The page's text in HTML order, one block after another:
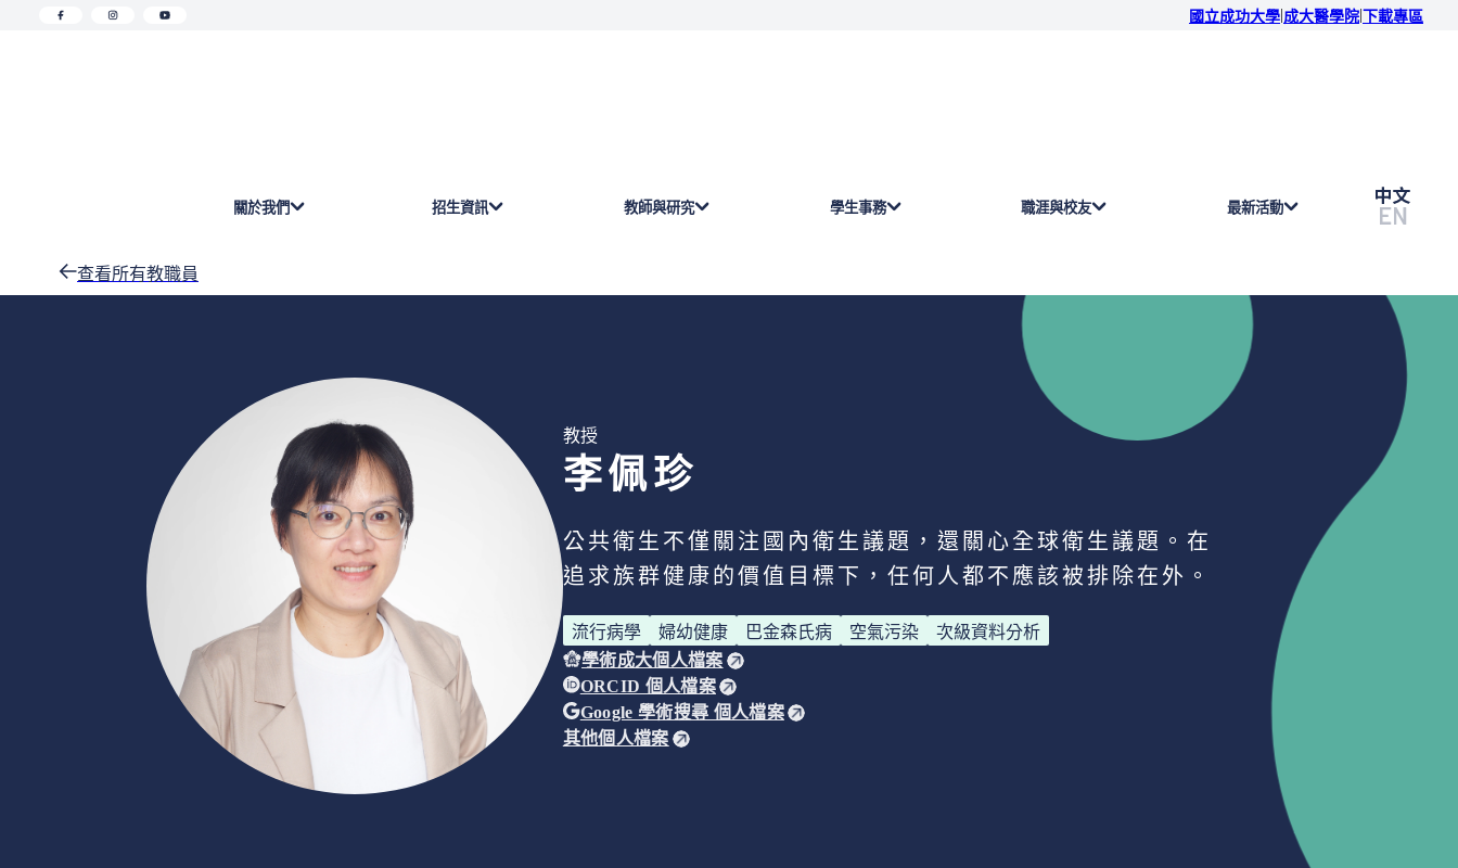
國立成功大學 成大醫學院 下載專區
關於我們 招生資訊 教師與研究 學生事務 職涯與校友 最新活動
查看所有教職員
教授
李佩珍
公共衛生不僅關注國內衛生議題，還關心全球衛生議題。在
追求族群健康的價值目標下，任何人都不應該被排除在外。
流行病學 婦幼健康 巴金森氏病 空氣污染
次級資料分析
學術成大個人檔案
ORCID 個人檔案
Google 學術搜尋 個人檔案
其他個人檔案